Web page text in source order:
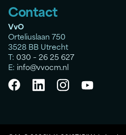
Contact
VvO
Orteliuslaan 750
3528 BB Utrecht
T: 030 – 26 25 627
E: info@vvocm.nl